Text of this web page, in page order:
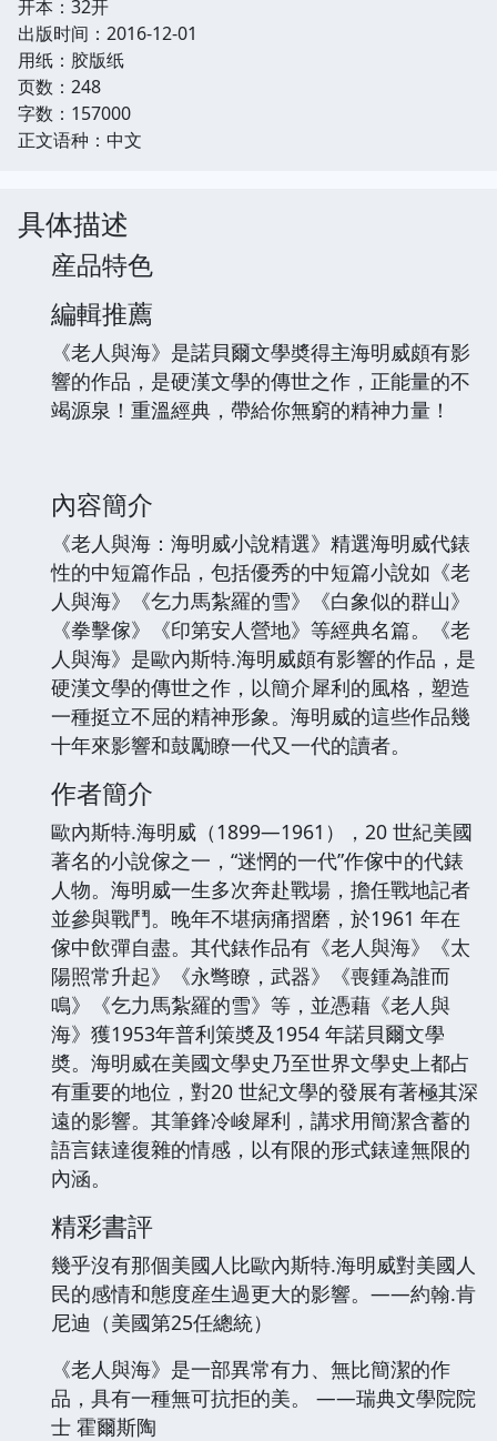
开本：32开
出版时间：2016-12-01
用纸：胶版纸
页数：248
字数：157000
正文语种：中文
具体描述
産品特色
編輯推薦
《老人與海》是諾貝爾文學奬得主海明威頗有影
響的作品，是硬漢文學的傳世之作，正能量的不
竭源泉！重溫經典，帶給你無窮的精神力量！
內容簡介
《老人與海：海明威小說精選》精選海明威代錶
性的中短篇作品，包括優秀的中短篇小說如《老
人與海》《乞力馬紮羅的雪》《白象似的群山》
《拳擊傢》《印第安人營地》等經典名篇。《老
人與海》是歐內斯特.海明威頗有影響的作品，是
硬漢文學的傳世之作，以簡介犀利的風格，塑造
一種挺立不屈的精神形象。海明威的這些作品幾
十年來影響和鼓勵瞭一代又一代的讀者。
作者簡介
歐內斯特.海明威（1899—1961），20 世紀美國
著名的小說傢之一，“迷惘的一代”作傢中的代錶
人物。海明威一生多次奔赴戰場，擔任戰地記者
並參與戰鬥。晚年不堪病痛摺磨，於1961 年在
傢中飲彈自盡。其代錶作品有《老人與海》《太
陽照常升起》《永彆瞭，武器》《喪鍾為誰而
鳴》《乞力馬紮羅的雪》等，並憑藉《老人與
海》獲1953年普利策奬及1954 年諾貝爾文學
奬。海明威在美國文學史乃至世界文學史上都占
有重要的地位，對20 世紀文學的發展有著極其深
遠的影響。其筆鋒冷峻犀利，講求用簡潔含蓄的
語言錶達復雜的情感，以有限的形式錶達無限的
內涵。
精彩書評
幾乎沒有那個美國人比歐內斯特.海明威對美國人
民的感情和態度産生過更大的影響。——約翰.肯
尼迪（美國第25任總統）
《老人與海》是一部異常有力、無比簡潔的作
品，具有一種無可抗拒的美。 ——瑞典文學院院
士 霍爾斯陶